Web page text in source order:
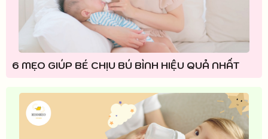
6 MẸO GIÚP BÉ CHỊU BÚ BÌNH HIỆU QUẢ NHẤT